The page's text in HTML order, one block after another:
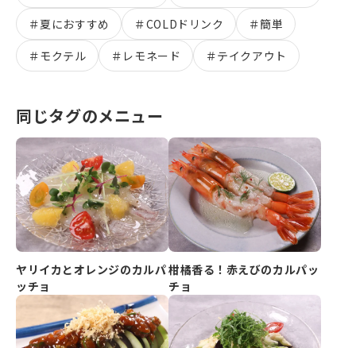
＃夏におすすめ ＃COLDドリンク ＃簡単
＃モクテル ＃ レモネード ＃テイクアウト
同じタグのメニュー
ヤリイカとオレンジのカルパ
ッチョ
柑橘香る！赤えびのカルパッ
チョ